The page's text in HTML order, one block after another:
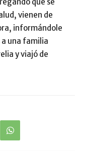
vienen de
informándole
una familia
y viajó de